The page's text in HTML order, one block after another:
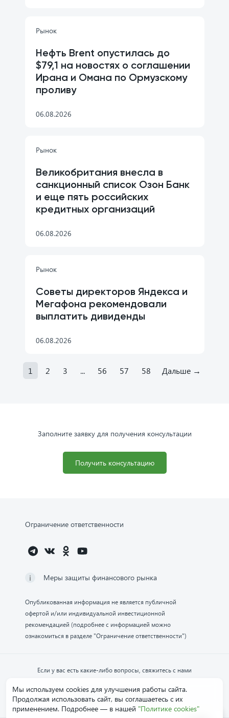
Рынок
Нефть Brent опустилась до
$79,1 на новостях о соглашении
Ирана и Омана по Ормузскому
проливу
06.08.2026
Рынок
Великобритания внесла в
санкционный список Озон Банк
и еще пять российских
кредитных организаций
06.08.2026
Рынок
Советы директоров Яндекса и
Мегафона рекомендовали
выплатить дивиденды
06.08.2026
1 2 3 ... 56 57 58 Дальше →
Заполните заявку для получения консультации
Получить консультацию
Ограничение ответственности
Меры защиты финансового рынка
Опубликованная информация не является публичной
офертой и/или индивидуальной инвестиционной
рекомендацией (подробнее с информацией можно
ознакомиться в разделе "Ограничение ответственности")
Если у вас есть какие-либо вопросы, свяжитесь с нами
Обратиться в компанию
Мы используем cookies для улучшения работы сайта.
Продолжая использовать сайт, вы соглашаетесь с их
применением. Подробнее — в нашей "Политике cookies"